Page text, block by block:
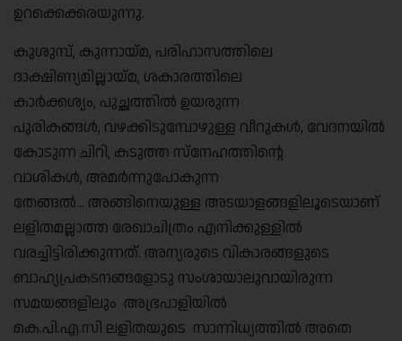
ഉറക്കെക്കരയുന്നു.
കുശുമ്പ്, കുന്നായ്മ, പരിഹാസത്തിലെ
ദാക്ഷിണ്യമില്ലായ്മ, ശകാരത്തിലെ
കാർക്കശ്യം, പുച്ഛത്തിൽ ഉയരുന്ന
പുരികങ്ങൾ, വഴക്കിടുമ്പോഴുള്ള വീറുകൾ, വേദനയിൽ
കോടുന്ന ചിറി, കടുത്ത സ്നേഹത്തിന്റെ
വാശികൾ, അമർന്നുപോകുന്ന
തേങ്ങൽ… അങ്ങിനെയുള്ള അടയാളങ്ങളിലൂടെയാണ്‌
ലളിതമല്ലാത്ത രേഖാചിത്രം എനിക്കുള്ളിൽ
വരച്ചിട്ടിരിക്കുന്നത്. അന്യരുടെ വികാരങ്ങളുടെ
ബാഹ്യപ്രകടനങ്ങളോടു സംശായാലുവായിരുന്ന
സമയങ്ങളിലും അഭ്രപാളിയിൽ
കെ.പി.എ.സി ലളിതയുടെ സാന്നിധ്യത്തിൽ അതെ